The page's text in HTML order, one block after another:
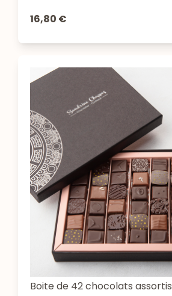
16,80 €
Boite de 42 chocolats assortis